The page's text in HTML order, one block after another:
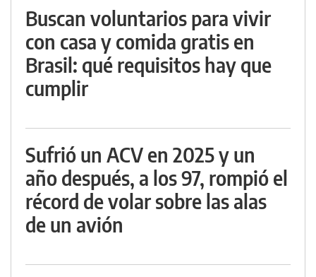
Buscan voluntarios para vivir
con casa y comida gratis en
Brasil: qué requisitos hay que
cumplir
Sufrió un ACV en 2025 y un
año después, a los 97, rompió el
récord de volar sobre las alas
de un avión